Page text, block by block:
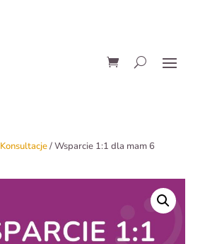
Konsultacje/ Wsparcie 1:1 dla mam 6